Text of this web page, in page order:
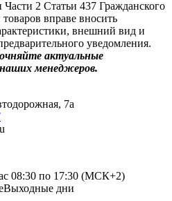
2 Статьи 437 Гражданского
вправе вносить
внешний вид и
уведомления.
актуальные
менеджеров.
7а
с 08:30 по 17:30 (МСК+2)
Выходные дни